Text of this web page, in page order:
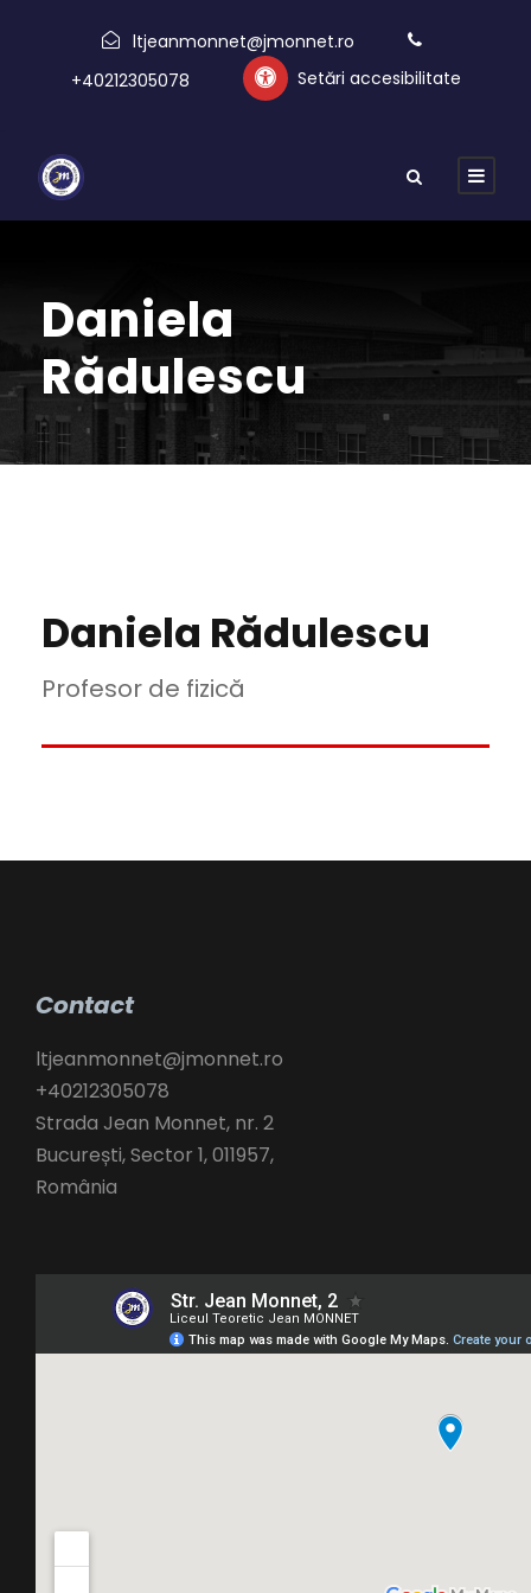
ltjeanmonnet@jmonnet.ro
+40212305078
Setări accesibilitate
Daniela
Rădulescu
Daniela Rădulescu
Profesor de fizică
Contact
ltjeanmonnet@jmonnet.ro
+40212305078
Strada Jean Monnet, nr. 2
București,Sector 1,011957,
România